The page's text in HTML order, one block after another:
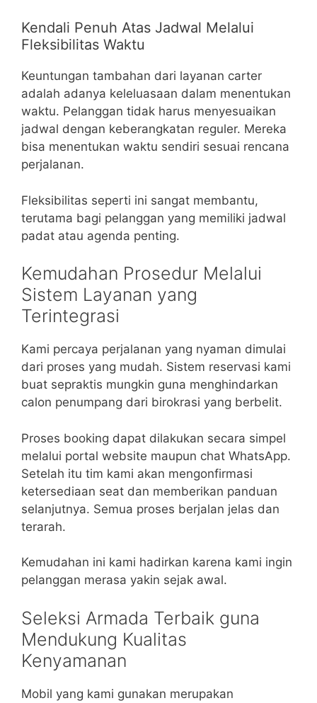
Kendali Penuh Atas Jadwal Melalui
Fleksibilitas Waktu
Keuntungan tambahan dari layanan carter
adalah adanya keleluasaan dalam menentukan
waktu. Pelanggan tidak harus menyesuaikan
jadwal dengan keberangkatan reguler. Mereka
bisa menentukan waktu sendiri sesuai rencana
perjalanan.
Fleksibilitas seperti ini sangat membantu,
terutama bagi pelanggan yang memiliki jadwal
padat atau agenda penting.
Kemudahan Prosedur Melalui
Sistem Layanan yang
Terintegrasi
Kami percaya perjalanan yang nyaman dimulai
dari proses yang mudah. Sistem reservasi kami
buat sepraktis mungkin guna menghindarkan
calon penumpang dari birokrasi yang berbelit.
Proses booking dapat dilakukan secara simpel
melalui portal website maupun chat WhatsApp.
Setelah itu tim kami akan mengonfirmasi
ketersediaan seat dan memberikan panduan
selanjutnya. Semua proses berjalan jelas dan
terarah.
Kemudahan ini kami hadirkan karena kami ingin
pelanggan merasa yakin sejak awal.
Seleksi Armada Terbaik guna
Mendukung Kualitas
Kenyamanan
Mobil yang kami gunakan merupakan